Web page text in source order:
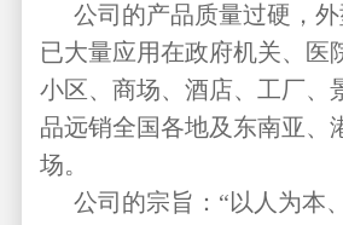
公司的产品质量过硬，外
已大量应用在政府机关、医
小区、商场、酒店、工厂、
品远销全国各地及东南亚、
场。
公司的宗旨：“以人为本